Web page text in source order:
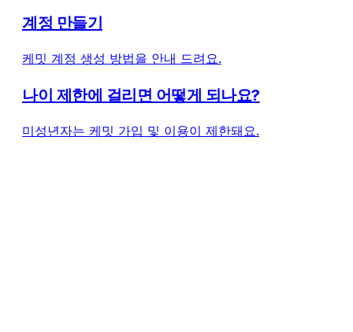
계정 만들기
케밋 계정 생성 방법을 안내 드려요.
나이 제한에 걸리면 어떻게 되나요?
미성년자는 케밋 가입 및 이용이 제한돼요.